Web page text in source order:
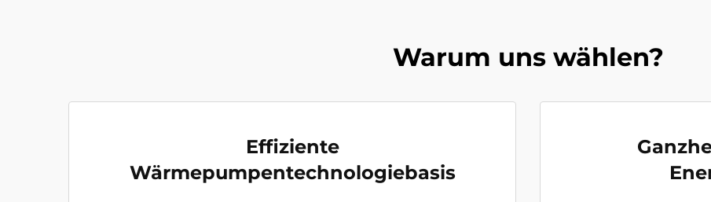
Warum uns wählen?
Effiziente
Wärmepumpentechnologiebasis